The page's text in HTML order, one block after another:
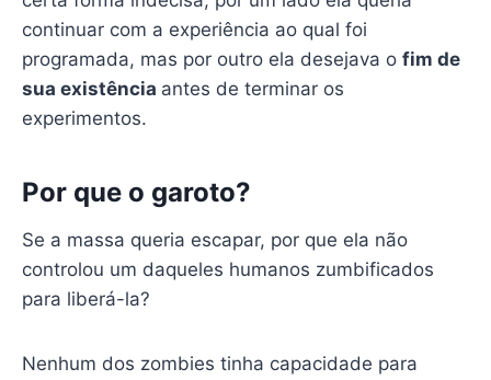
continuar com a experiência ao qual foi
programada, mas por outro ela desejava o fim de
sua existência antes de terminar os
experimentos.
Por que o garoto?
Se a massa queria escapar, por que ela não
controlou um daqueles humanos zumbificados
para liberá-la?
Nenhum dos zombies tinha capacidade para